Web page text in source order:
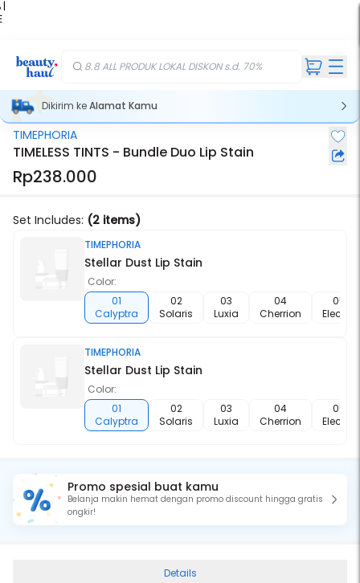
|
8.8 ALL PRODUK LOKAL DISKON s.d. 70%
Dikirim keAlamat Kamu
TIMEPHORIA
TIMELESS TINTS - Bundle Duo Lip Stain
Rp238.000
Set Includes: (2 items)
TIMEPHORIA
Stellar Dust Lip Stain
Color:
01
Calyptra
02
Solaris
03
Luxia
04
Cherrion
05
Electra
TIMEPHORIA
Stellar Dust Lip Stain
Color:
01
Calyptra
02
Solaris
03
Luxia
04
Cherrion
05
Electra
Promo spesial buat kamu
Belanja makin hemat dengan promo discount hingga gratis
ongkir!
Details